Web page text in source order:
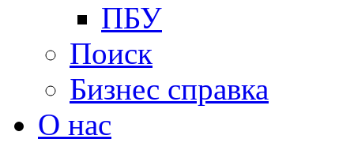
ПБУ
Поиск
Бизнес справка
О нас